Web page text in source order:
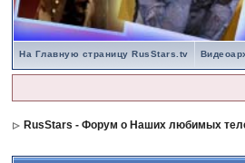
На Главную страницу RusStars.tv
RusStars - Форум о Наших любимых